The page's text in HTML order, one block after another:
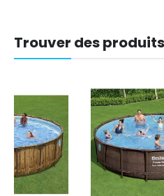
Trouver des